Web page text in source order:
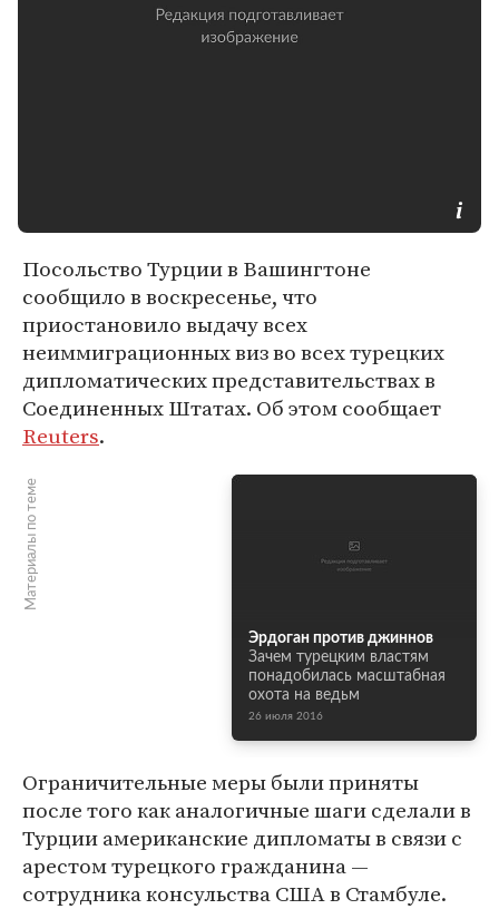
Посольство Турции в Вашингтоне
сообщило в воскресенье, что
приостановило выдачу всех
неиммиграционных виз во всех турецких
дипломатических представительствах в
Соединенных Штатах. Об этом сообщает
Reuters.
Материалы по теме
Эрдоган против джиннов
Зачем турецким властям
понадобилась масштабная
охота на ведьм
26 июля 2016
Ограничительные меры были приняты
после того как аналогичные шаги сделали в
Турции американские дипломаты в связи с
арестом турецкого гражданина —
сотрудника консульства США в Стамбуле.